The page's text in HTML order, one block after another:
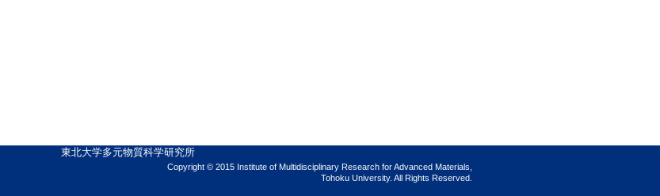
東北大学多元物質科学研究所
Copyright © 2015 Institute of Multidisciplinary Research for Advanced Materials,
Tohoku University. All Rights Reserved.